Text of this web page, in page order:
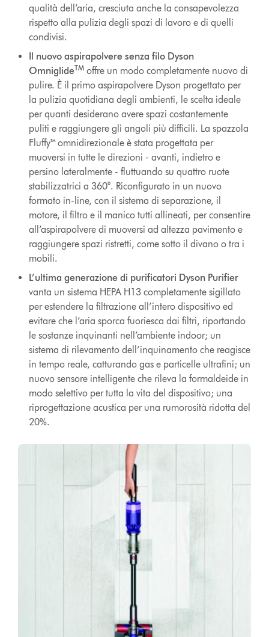
qualità dell’aria, cresciuta anche la consapevolezza
rispetto alla pulizia degli spazi di lavoro e di quelli
condivisi.
Il nuovo aspirapolvere senza filo Dyson
OmniglideTM offre un modo completamente nuovo di
pulire. È il primo aspirapolvere Dyson progettato per
la pulizia quotidiana degli ambienti, le scelta ideale
per quanti desiderano avere spazi costantemente
puliti e raggiungere gli angoli più difficili. La spazzola
Fluffy™ omnidirezionale è stata progettata per
muoversi in tutte le direzioni - avanti, indietro e
persino lateralmente - fluttuando su quattro ruote
stabilizzatrici a 360°. Riconfigurato in un nuovo
formato in-line, con il sistema di separazione, il
motore, il filtro e il manico tutti allineati, per consentire
all’aspirapolvere di muoversi ad altezza pavimento e
raggiungere spazi ristretti, come sotto il divano o tra i
mobili.
L’ultima generazione di purificatori Dyson Purifier
vanta un sistema HEPA H13 completamente sigillato
per estendere la filtrazione all’intero dispositivo ed
evitare che l’aria sporca fuoriesca dai filtri, riportando
le sostanze inquinanti nell’ambiente indoor; un
sistema di rilevamento dell’inquinamento che reagisce
in tempo reale, catturando gas e particelle ultrafini; un
nuovo sensore intelligente che rileva la formaldeide in
modo selettivo per tutta la vita del dispositivo; una
riprogettazione acustica per una rumorosità ridotta del
20%.